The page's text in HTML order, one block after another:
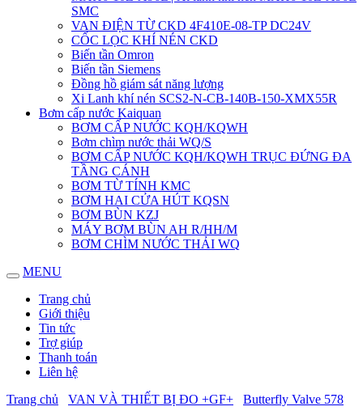
SMC
VAN ĐIỆN TỪ CKD 4F410E-08-TP DC24V
CỐC LỌC KHÍ NÉN CKD
Biến tần Omron
Biến tần Siemens
Đồng hồ giám sát năng lượng
Xi Lanh khí nén SCS2-N-CB-140B-150-XMX55R
Bơm cấp nước Kaiquan
BƠM CẤP NƯỚC KQH/KQWH
Bơm chìm nước thải WQ/S
BƠM CẤP NƯỚC KQH/KQWH TRỤC ĐỨNG ĐA
TẦNG CÁNH
BƠM TỪ TÍNH KMC
BƠM HAI CỬA HÚT KQSN
BƠM BÙN KZJ
MÁY BƠM BÙN AH R/HH/M
BƠM CHÌM NƯỚC THẢI WQ
MENU
Trang chủ
Giới thiệu
Tin tức
Trợ giúp
Thanh toán
Liên hệ
Trang chủ
VAN VÀ THIẾT BỊ ĐO +GF+
Butterfly Valve 578